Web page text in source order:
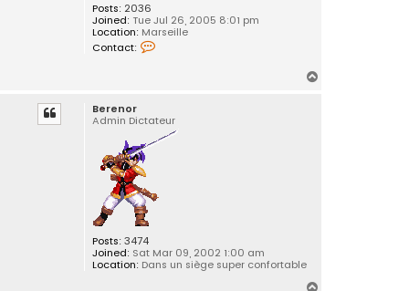
Posts: 2036
Joined: Tue Jul 26, 2005 8:01 pm
Location: Marseille
Contact:
N
a
S
Berenor
Admin Dictateur
Posts: 3474
Joined: Sat Mar 09, 2002 1:00 am
Location: Dans un siège super confortable